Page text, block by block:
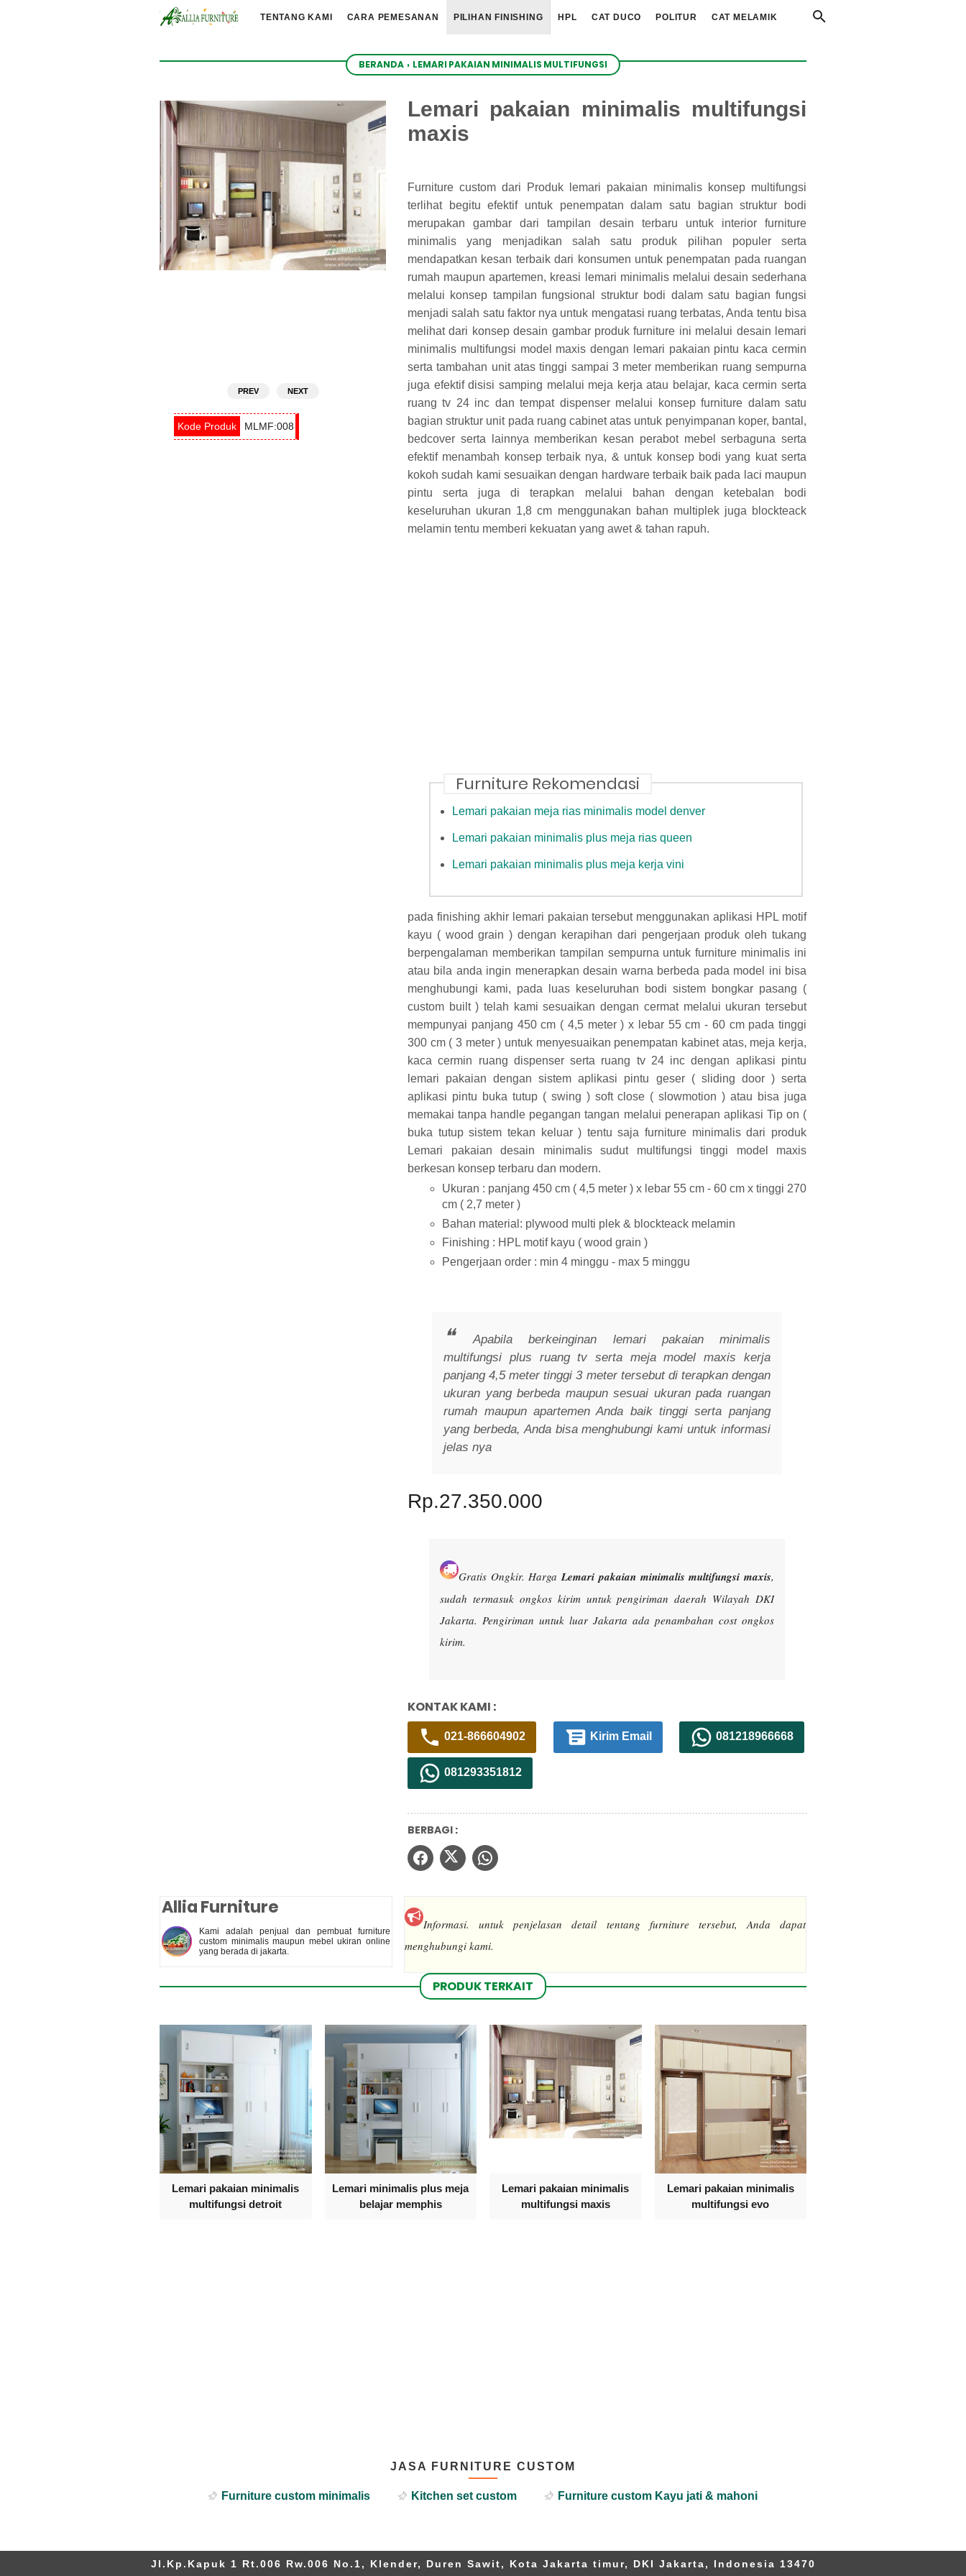
TENTANG KAMI CARA PEMESANAN PILIHAN FINISHING HPL CAT DUCO POLITUR CAT MELAMIK
BERANDA › LEMARI PAKAIAN MINIMALIS MULTIFUNGSI
Lemari pakaian minimalis multifungsi
maxis
PREV NEXT
Furniture custom dari Produk lemari pakaian minimalis konsep multifungsi
terlihat begitu efektif untuk penempatan dalam satu bagian struktur bodi
merupakan gambar dari tampilan desain terbaru untuk interior furniture
minimalis yang menjadikan salah satu produk pilihan populer serta
mendapatkan kesan terbaik dari konsumen untuk penempatan pada ruangan
rumah maupun apartemen, kreasi lemari minimalis melalui desain sederhana
melalui konsep tampilan fungsional struktur bodi dalam satu bagian fungsi
menjadi salah satu faktor nya untuk mengatasi ruang terbatas, Anda tentu bisa
melihat dari konsep desain gambar produk furniture ini melalui desain lemari
minimalis multifungsi model maxis dengan lemari pakaian pintu kaca cermin
serta tambahan unit atas tinggi sampai 3 meter memberikan ruang sempurna
juga efektif disisi samping melalui meja kerja atau belajar, kaca cermin serta
ruang tv 24 inc dan tempat dispenser melalui konsep furniture dalam satu
bagian struktur unit pada ruang cabinet atas untuk penyimpanan koper, bantal,
bedcover serta lainnya memberikan kesan perabot mebel serbaguna serta
efektif menambah konsep terbaik nya, & untuk konsep bodi yang kuat serta
kokoh sudah kami sesuaikan dengan hardware terbaik baik pada laci maupun
pintu serta juga di terapkan melalui bahan dengan ketebalan bodi
keseluruhan ukuran 1,8 cm menggunakan bahan multiplek juga blockteack
melamin tentu memberi kekuatan yang awet & tahan rapuh.
Furniture Rekomendasi
Lemari pakaian meja rias minimalis model denver
Lemari pakaian minimalis plus meja rias queen
Lemari pakaian minimalis plus meja kerja vini
pada finishing akhir lemari pakaian tersebut menggunakan aplikasi HPL motif
kayu ( wood grain ) dengan kerapihan dari pengerjaan produk oleh tukang
berpengalaman memberikan tampilan sempurna untuk furniture minimalis ini
atau bila anda ingin menerapkan desain warna berbeda pada model ini bisa
menghubungi kami, pada luas keseluruhan bodi sistem bongkar pasang (
custom built ) telah kami sesuaikan dengan cermat melalui ukuran tersebut
mempunyai panjang 450 cm ( 4,5 meter ) x lebar 55 cm - 60 cm pada tinggi
300 cm ( 3 meter ) untuk menyesuaikan penempatan kabinet atas, meja kerja,
kaca cermin ruang dispenser serta ruang tv 24 inc dengan aplikasi pintu
lemari pakaian dengan sistem aplikasi pintu geser ( sliding door ) serta
aplikasi pintu buka tutup ( swing ) soft close ( slowmotion ) atau bisa juga
memakai tanpa handle pegangan tangan melalui penerapan aplikasi Tip on (
buka tutup sistem tekan keluar ) tentu saja furniture minimalis dari produk
Lemari pakaian desain minimalis sudut multifungsi tinggi model maxis
berkesan konsep terbaru dan modern.
Ukuran : panjang 450 cm ( 4,5 meter ) x lebar 55 cm - 60 cm x tinggi 270
cm ( 2,7 meter )
Bahan material: plywood multi plek & blockteack melamin
Finishing : HPL motif kayu ( wood grain )
Pengerjaan order : min 4 minggu - max 5 minggu
Apabila berkeinginan lemari pakaian minimalis
multifungsi plus ruang tv serta meja model maxis kerja
panjang 4,5 meter tinggi 3 meter tersebut di terapkan dengan
ukuran yang berbeda maupun sesuai ukuran pada ruangan
rumah maupun apartemen Anda baik tinggi serta panjang
yang berbeda, Anda bisa menghubungi kami untuk informasi
jelas nya
MLMF:008
Rp.27.350.000
Gratis Ongkir.HargaLemari pakaian minimalis multifungsi maxis,
sudah termasuk ongkos kirim untuk pengiriman daerah Wilayah DKI
Jakarta. Pengiriman untuk luar Jakarta ada penambahan cost ongkos
kirim.
KONTAK KAMI :
021-866604902 Kirim Email 081218966668
081293351812
BERBAGI :
Allia Furniture
Kami adalah penjual dan pembuat furniture
custom minimalis maupun mebel ukiran online
yang berada di jakarta.
Informasi.untuk penjelasan detail tentang furniture tersebut, Anda dapat
menghubungi kami.
PRODUK TERKAIT
Lemari pakaian minimalis
multifungsi detroit
Lemari minimalis plus meja
belajar memphis
Lemari pakaian minimalis
multifungsi maxis
Lemari pakaian minimalis
multifungsi evo
JASA FURNITURE CUSTOM
Furniture custom minimalis Kitchen set custom Furniture custom Kayu jati & mahoni
Jl.Kp.Kapuk 1 Rt.006 Rw.006 No.1, Klender, Duren Sawit, Kota Jakarta timur, DKI Jakarta, Indonesia 13470